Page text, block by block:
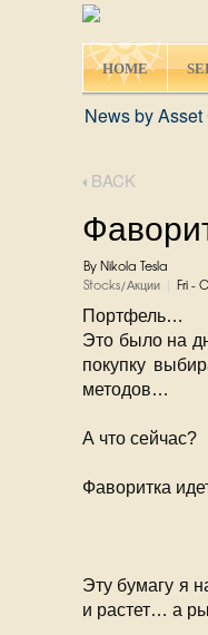
HOME
News by
BACK
By Nikola Tesla
Stocks/Акции
Fri -
Портфель…
Это было на
покупку
методов…
А что сейчас?
Фаворитка
Эту бумагу я
и растет… а